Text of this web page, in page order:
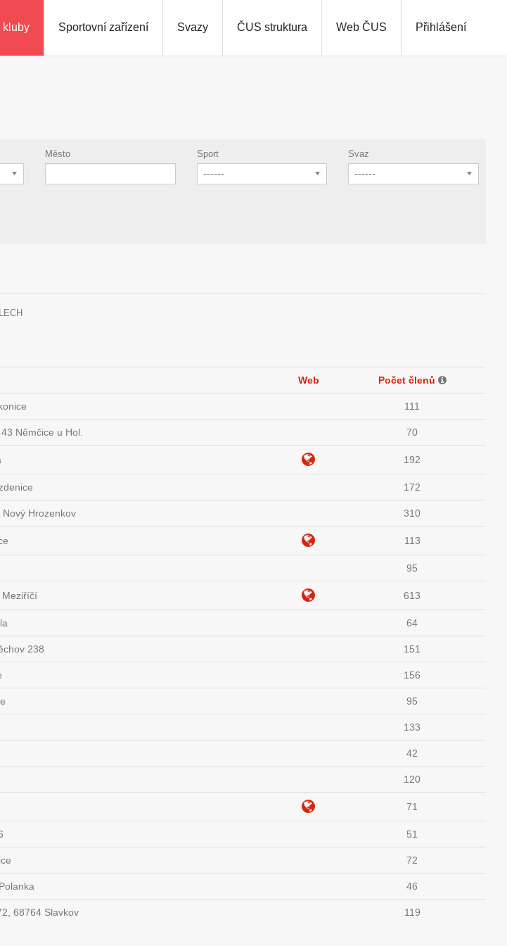
Přihlášení
kluby Sportovní zařízení Svazy ČUS struktura Web ČUS
Město Sport
------
Svaz
------
Web Počet členů
111
Němčice u Hol. 70
192
172
Hrozenkov 310
113
95
Meziříčí 613
64
238 151
156
95
133
42
120
71
51
72
46
68764 Slavkov 119